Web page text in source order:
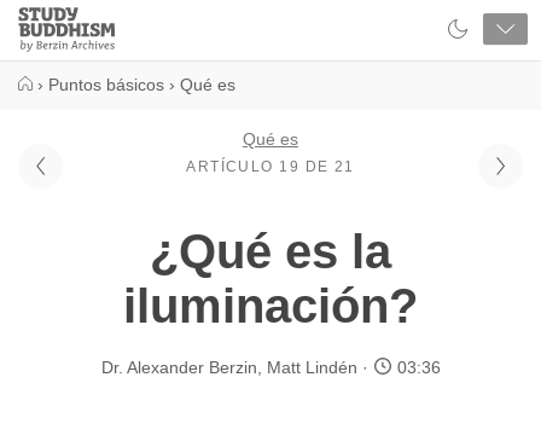
Close
Study
Buddhism
› Puntos básicos › Qué es
Qué es
ARTÍCULO 19 DE 21
¿Qué es la
iluminación?
Dr. Alexander Berzin Matt Lindén 03:36